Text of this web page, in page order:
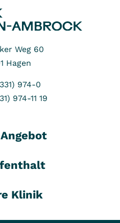
Weg 60
Hagen
974-0
974-11 19
Klinik